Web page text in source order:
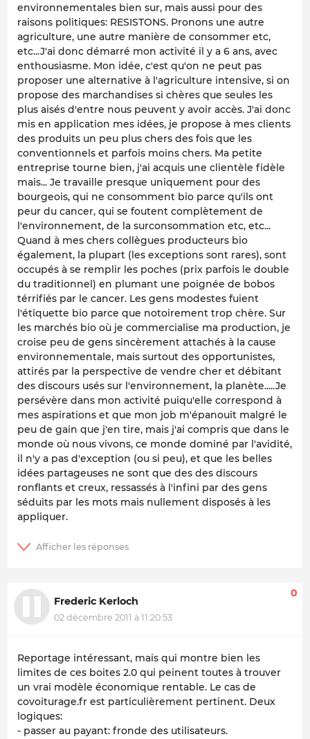
environnementales bien sur, mais aussi pour des
raisons politiques: RESISTONS. Pronons une autre
agriculture, une autre manière de consommer etc,
etc...J'ai donc démarré mon activité il y a 6 ans, avec
enthousiasme. Mon idée, c'est qu'on ne peut pas
proposer une alternative à l'agriculture intensive, si on
propose des marchandises si chères que seules les
plus aisés d'entre nous peuvent y avoir accès. J'ai donc
mis en application mes idées, je propose à mes clients
des produits un peu plus chers des fois que les
conventionnels et parfois moins chers. Ma petite
entreprise tourne bien, j'ai acquis une clientèle fidèle
mais... Je travaille presque uniquement pour des
bourgeois, qui ne consomment bio parce qu'ils ont
peur du cancer, qui se foutent complètement de
l'environnement, de la surconsommation etc, etc...
Quand à mes chers collègues producteurs bio
également, la plupart (les exceptions sont rares), sont
occupés à se remplir les poches (prix parfois le double
du traditionnel) en plumant une poignée de bobos
térrifiés par le cancer. Les gens modestes fuient
l'étiquette bio parce que notoirement trop chère. Sur
les marchés bio où je commercialise ma production, je
croise peu de gens sincèrement attachés à la cause
environnementale, mais surtout des opportunistes,
attirés par la perspective de vendre cher et débitant
des discours usés sur l'environnement, la planète.....Je
persévère dans mon activité puiqu'elle correspond à
mes aspirations et que mon job m'épanouit malgré le
peu de gain que j'en tire, mais j'ai compris que dans le
monde où nous vivons, ce monde dominé par l'avidité,
il n'y a pas d'exception (ou si peu), et que les belles
idées partageuses ne sont que des des discours
ronflants et creux, ressassés à l'infini par des gens
séduits par les mots mais nullement disposés à les
appliquer.
Frederic Kerloch
02 décembre 2011 à 11:20:53
0
Reportage intéressant, mais qui montre bien les
limites de ces boites 2.0 qui peinent toutes à trouver
un vrai modèle économique rentable. Le cas de
covoiturage.fr est particulièrement pertinent. Deux
logiques:
- passer au payant: fronde des utilisateurs.